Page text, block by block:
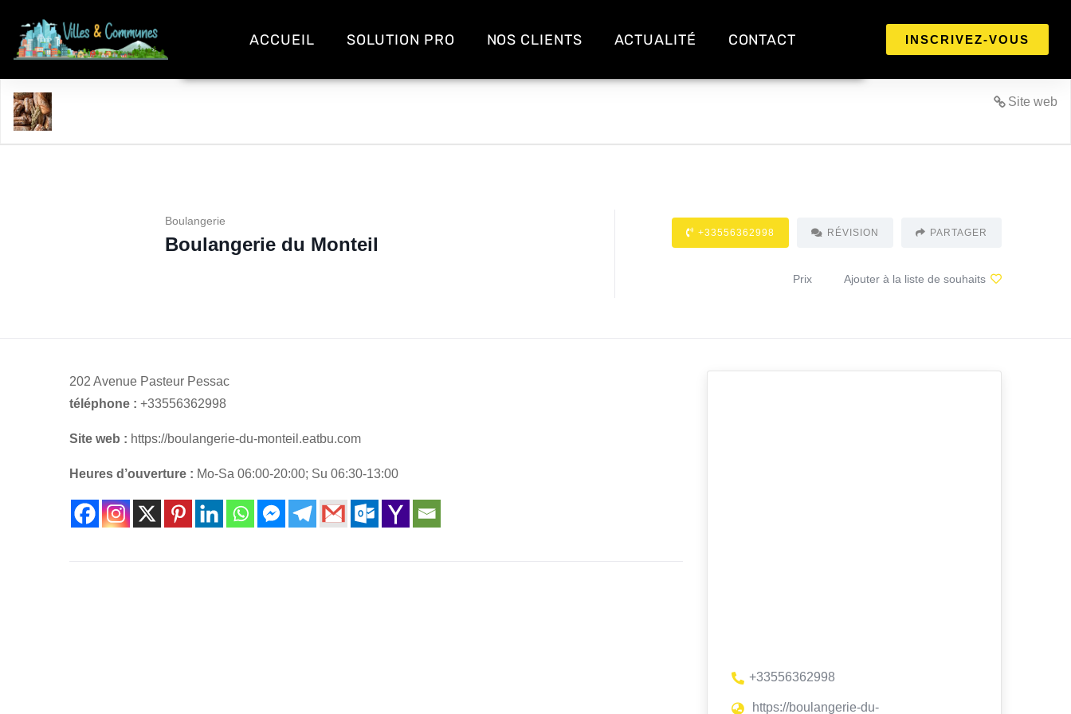
ACCUEIL SOLUTION PRO NOS CLIENTS ACTUALITÉ CONTACT INSCRIVEZ-VOUS
Site web
Boulangerie
Boulangerie du Monteil
+33556362998 RÉVISION PARTAGER
Prix Ajouter à la liste de souhaits
202 Avenue Pasteur Pessac
téléphone : +33556362998
Site web : https://boulangerie-du-monteil.eatbu.com
Heures d’ouverture : Mo-Sa 06:00-20:00; Su 06:30-13:00
+33556362998
https://boulangerie-du-